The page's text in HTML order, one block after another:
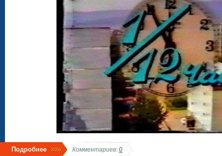
Подробнее Комментариев: 0